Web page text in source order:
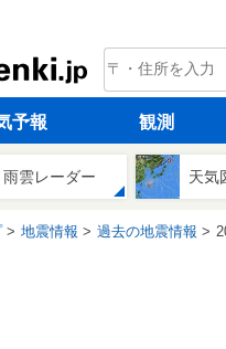
tenki.jp
予報 観測
雨雲レーダー 天気
地震情報 過去の地震情報